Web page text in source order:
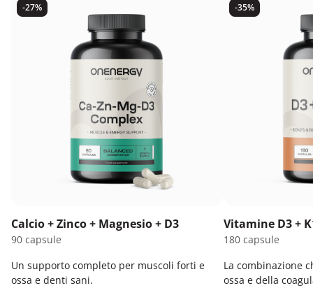
-27%
Calcio + Zinco + Magnesio + D3
90 capsule
Un supporto completo per muscoli forti e
ossa e denti sani.
-35%
Vitamine D3 +
180 capsule
La combinazione
ossa e della